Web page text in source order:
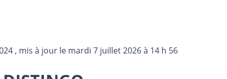
, mis à jour le mardi 7 juillet 2026 à 14 h 56